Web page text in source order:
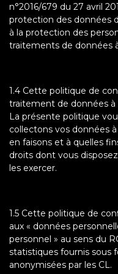
n°2016/679 du 27 avril
protection des données
à la protection des
traitements de données
1.4 Cette politique de
traitement de données à
La présente politique
collectons vos données
en faisons et à quelles
droits dont vous
les exercer.
1.5 Cette politique de
aux « données
personnel » au sens du
statistiques fournis sous
anonymisées par les CL.